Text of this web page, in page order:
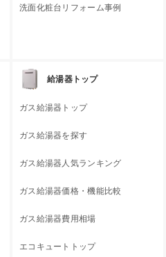
洗面化粧台リフォーム事例
給湯器トップ
ガス給湯器トップ
ガス給湯器を探す
ガス給湯器人気ランキング
ガス給湯器価格・機能比較
ガス給湯器費用相場
エコキュートトップ